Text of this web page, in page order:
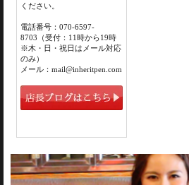
ください。
電話番号：070-6597-
8703（受付：11時から19時
※木・日・祝日はメール対応
のみ）
メール：mail@inheritpen.com